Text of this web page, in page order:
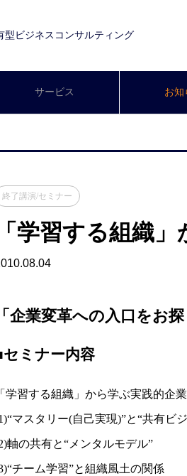
型ビジネスコンサルティング
サービス お知
終了講演/セミナー
「学習する組織
「企業変革への入口をお
セミナー内容
「学習する組織」から学ぶ実践的企
マスタリー(自己実現)”と“共有ビ
軸の共有と“メンタルモデル”
チーム学習”と組織風土の関係